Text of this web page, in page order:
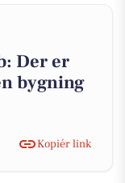
Der er
bygning
Kopiér link